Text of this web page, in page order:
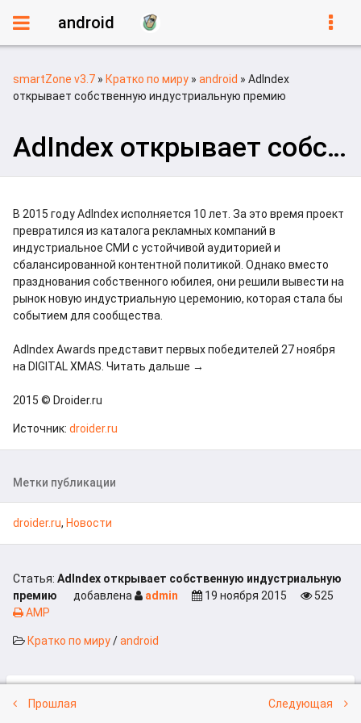
android
Прошлая Следующая
smartZone v3.7 » Кратко по миру » android » AdIndex
открывает собственную индустриальную премию
AdIndex открывает собственную индустриальную премию
В 2015 году AdIndex исполняется 10 лет. За это время проект
превратился из каталога рекламных компаний в
индустриальное СМИ с устойчивой аудиторией и
сбалансированной контентной политикой. Однако вместо
празднования собственного юбилея, они решили вывести на
рынок новую индустриальную церемонию, которая стала бы
событием для сообщества.
AdIndex Awards представит первых победителей 27 ноября
на DIGITAL XMAS. Читать дальше →
2015 © Droider.ru
Источник: droider.ru
Метки публикации
droider.ru, Новости
Статья: AdIndex открывает собственную индустриальную
премию добавлена admin 19 ноября 2015
525
AMP
Кратко по миру/android